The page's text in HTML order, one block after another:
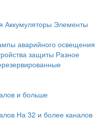
Аккумуляторы Элементы
аварийного освещения
защиты Разное
и больше
На 32 и более каналов